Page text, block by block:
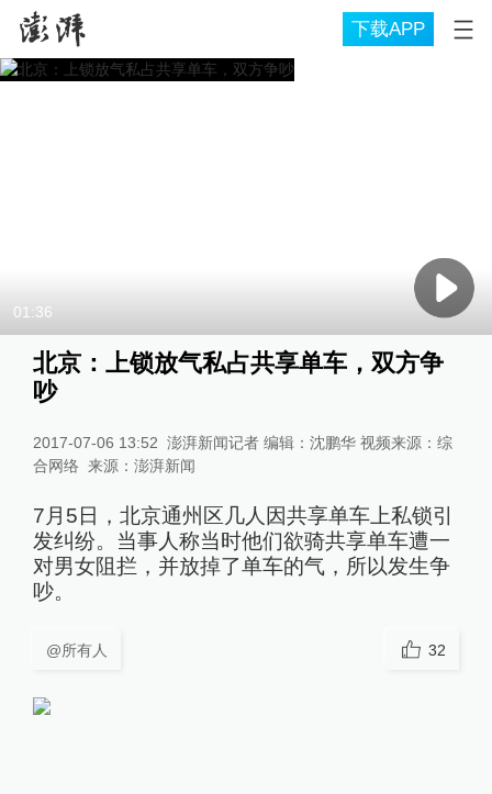
下载APP
01:36
北京：上锁放气私占共享单车，双方争
吵
2017-07-06 13:52 澎湃新闻记者 编辑：沈鹏华 视频来源：综
合网络 来源： 澎湃新闻
7月5日，北京通州区几人因共享单车上私锁引
发纠纷。当事人称当时他们欲骑共享单车遭一
对男女阻拦，并放掉了单车的气，所以发生争
吵。
@所有人 32